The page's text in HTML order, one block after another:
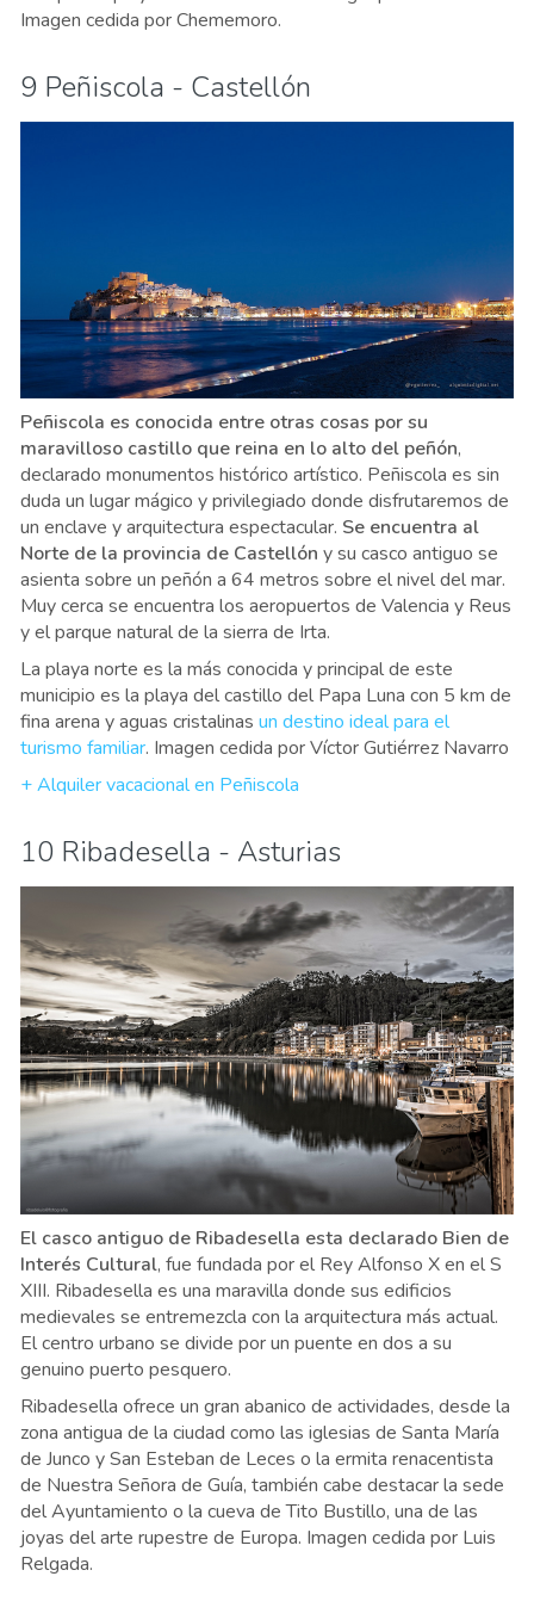
Imagen cedida por Chememoro.
9 Peñiscola - Castellón
Peñiscola es conocida entre otras cosas por su
maravilloso castillo que reina en lo alto del peñón,
declarado monumentos histórico artístico. Peñiscola es sin
duda un lugar mágico y privilegiado donde disfrutaremos de
un enclave y arquitectura espectacular. Se encuentra al
Norte de la provincia de Castellón y su casco antiguo se
asienta sobre un peñón a 64 metros sobre el nivel del mar.
Muy cerca se encuentra los aeropuertos de Valencia y Reus
y el parque natural de la sierra de Irta.
La playa norte es la más conocida y principal de este
municipio es la playa del castillo del Papa Luna con 5 km de
fina arena y aguas cristalinas un destino ideal para el
turismo familiar. Imagen cedida por Víctor Gutiérrez Navarro
+ Alquiler vacacional en Peñiscola
10 Ribadesella - Asturias
El casco antiguo de Ribadesella esta declarado Bien de
Interés Cultural, fue fundada por el Rey Alfonso X en el S
XIII. Ribadesella es una maravilla donde sus edificios
medievales se entremezcla con la arquitectura más actual.
El centro urbano se divide por un puente en dos a su
genuino puerto pesquero.
Ribadesella ofrece un gran abanico de actividades, desde la
zona antigua de la ciudad como las iglesias de Santa María
de Junco y San Esteban de Leces o la ermita renacentista
de Nuestra Señora de Guía, también cabe destacar la sede
del Ayuntamiento o la cueva de Tito Bustillo, una de las
joyas del arte rupestre de Europa. Imagen cedida por Luis
Relgada.